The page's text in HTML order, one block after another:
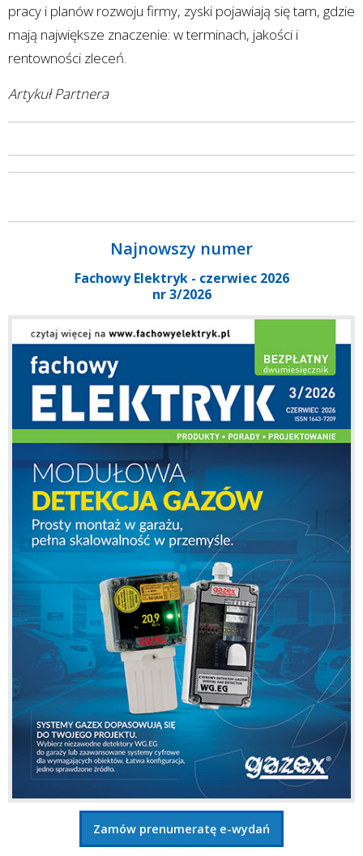
pracy i planów rozwoju firmy, zyski pojawiają się tam, gdzie
mają największe znaczenie: w terminach, jakości i
rentowności zleceń.
Artykuł Partnera
Najnowszy numer
Fachowy Elektryk - czerwiec 2026
nr 3/2026
Zamów prenumeratę e-wydań